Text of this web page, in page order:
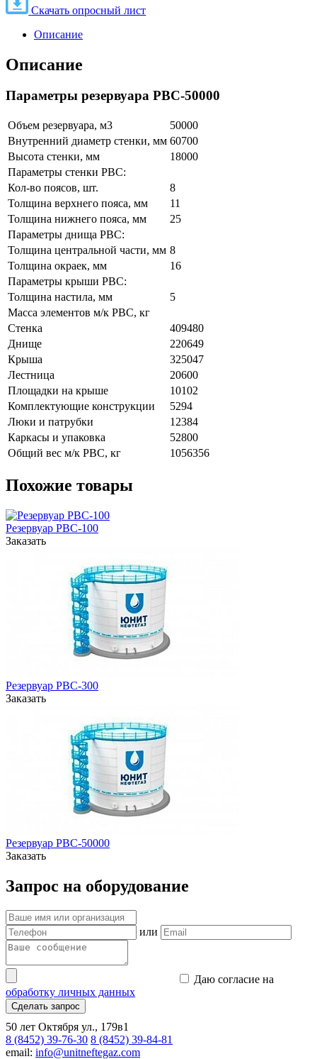
Скачать опросный лист
Описание
Описание
Параметры резервуара РВС-50000
Объем резервуара, м3
50000
Внутренний диаметр стенки, мм 60700
Высота стенки, мм
18000
Параметры стенки РВС:
Кол-во поясов, шт.
8
Толщина верхнего пояса, мм
11
Толщина нижнего пояса, мм
25
Параметры днища РВС:
Толщина центральной части, мм 8
Толщина окраек, мм
16
Параметры крыши РВС:
Толщина настила, мм
5
Масса элементов м/к РВС, кг
Стенка
409480
Днище
220649
Крыша
325047
Лестница
20600
Площадки на крыше
10102
Комплектующие конструкции
5294
Люки и патрубки
12384
Каркасы и упаковка
52800
Общий вес м/к РВС, кг
1056356
Похожие товары
Резервуар РВС-100
Заказать
Резервуар РВС-300
Заказать
Резервуар РВС-50000
Заказать
Запрос на оборудование
или
Даю согласие на
обработку личных данных
Сделать запрос
50 лет Октября ул., 179в1
8 (8452) 39-76-30 8 (8452) 39-84-81
email: info@unitneftegaz.com